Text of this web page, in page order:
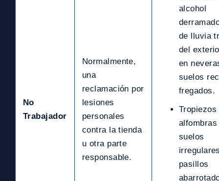
No
Trabajador
Normalmente,
una
reclamación por
lesiones
personales
contra la tienda
u otra parte
responsable.
alcohol
de lluvia
del
en
suelos
fregados.
Tropiezos con
suelos
pasillos